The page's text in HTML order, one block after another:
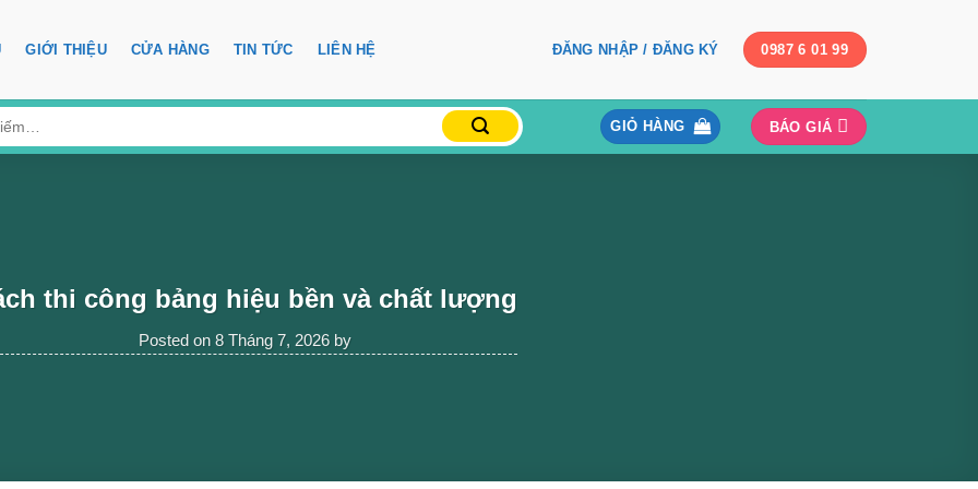
GIỚI THIỆU CỬA HÀNG TIN TỨC LIÊN HỆ ĐĂNG NHẬP / ĐĂNG KÝ 0987 6 01 99
GIỎ HÀNG BÁO GIÁ
thi công bảng hiệu bền và chất lượng
Posted on 8 Tháng 7, 2026by